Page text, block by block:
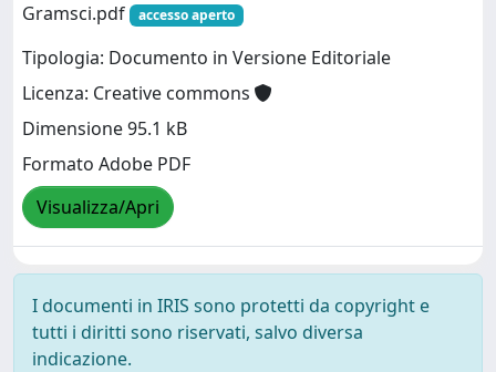
Gramsci.pdf
accesso aperto
Tipologia: Documento in Versione Editoriale
Licenza: Creative commons
Dimensione 95.1 kB
Formato Adobe PDF
Visualizza/Apri
I documenti in IRIS sono protetti da copyright e
tutti i diritti sono riservati, salvo diversa
indicazione.